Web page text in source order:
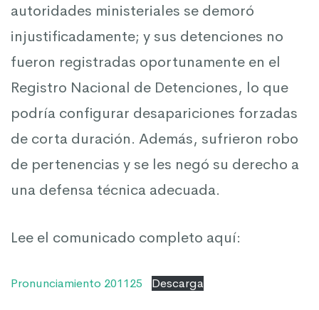
autoridades ministeriales se demoró
injustificadamente; y sus detenciones no
fueron registradas oportunamente en el
Registro Nacional de Detenciones, lo que
podría configurar desapariciones forzadas
de corta duración. Además, sufrieron robo
de pertenencias y se les negó su derecho a
una defensa técnica adecuada.
Lee el comunicado completo aquí:
Pronunciamiento 201125 Descarga